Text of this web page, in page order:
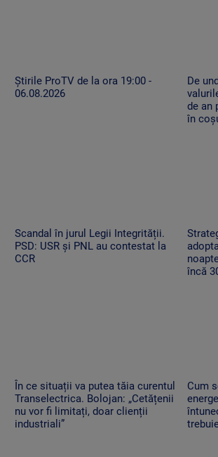
Știrile ProTV de la ora 19:00 -
06.08.2026
De
de an
în
Scandal în jurul Legii Integrității.
PSD: USR și PNL au contestat la
CCR
încă
În ce situații va putea tăia curentul
Transelectrica. Bolojan: „Cetățenii
nu vor fi limitați, doar clienții
industriali”
Cum